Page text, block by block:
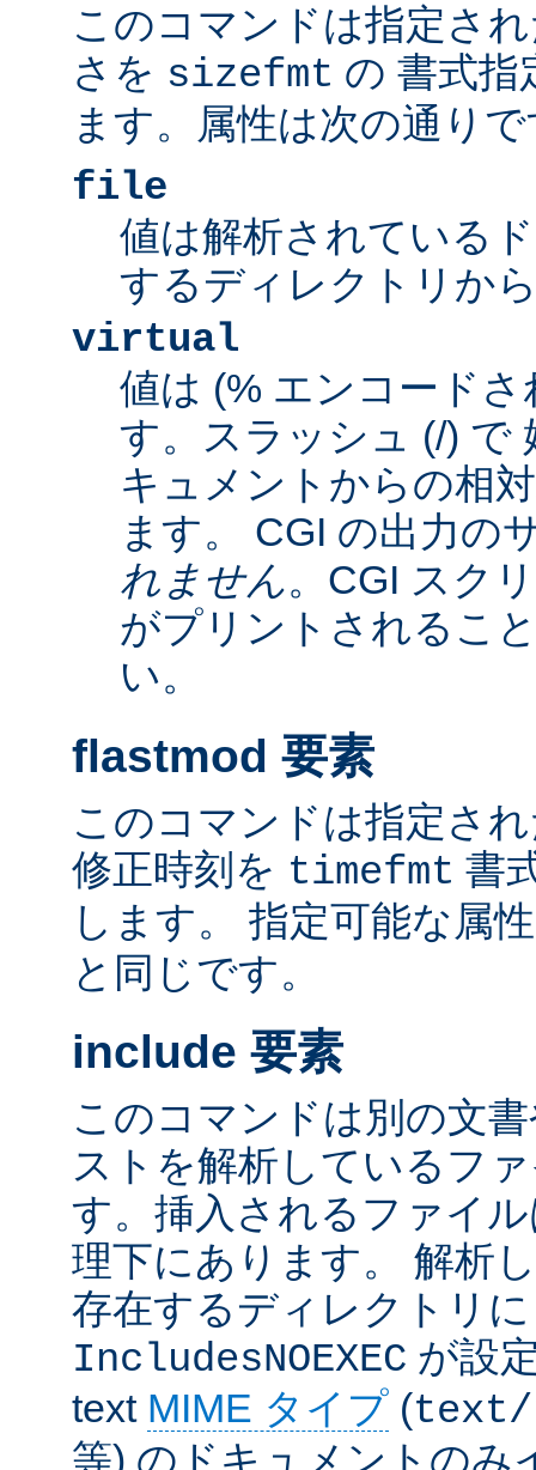
このコマンドは指定さ
さを sizefmt の 書式指
ます。属性は次の通り
file
値は解析されている
するディレクトリか
virtual
値は (% エンコード
す。スラッシュ (/) で
キュメントからの相
ます。 CGI の出力の
れません。CGI スク
がプリントされるこ
い。
flastmod 要素
このコマンドは指定さ
修正時刻を timefmt 書
します。 指定可能な属
と同じです。
include 要素
このコマンドは別の文
ストを解析しているフ
す。挿入されるファイ
理下にあります。 解析
存在するディレクトリ
IncludesNOEXEC が設
text MIME タイプ (
等) のドキュメントのみ